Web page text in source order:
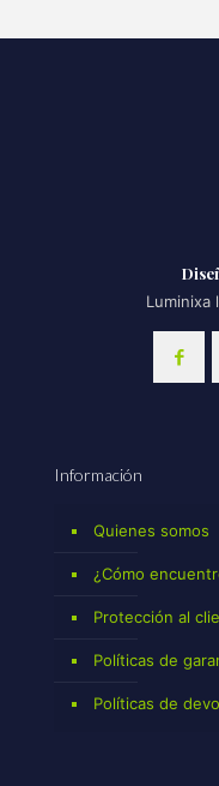
Luminixa
Información
Quienes somos
¿Cómo
Protección al
Políticas de
Políticas de